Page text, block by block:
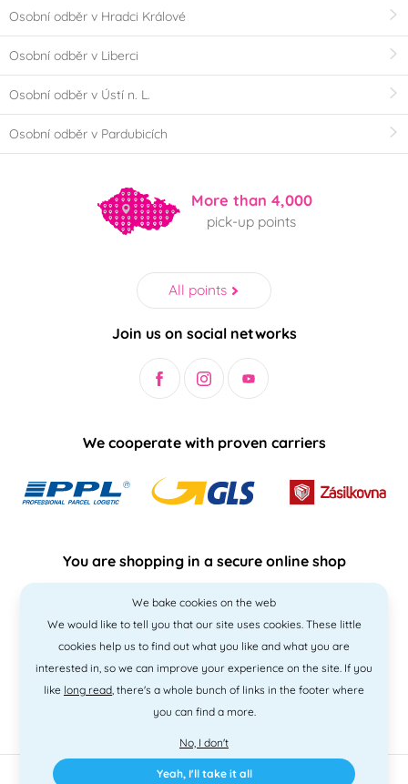
Osobní odběr v Hradci Králové
Osobní odběr v Liberci
Osobní odběr v Ústí n. L.
Osobní odběr v Pardubicích
More than 4,000
pick-up points
All points
Join us on social networks
We cooperate with proven carriers
You are shopping in a secure online shop
2010 - 2026 © PNM International s.r.o. • Code by • design
We bake cookies on the web
We would like to tell you that our site uses cookies. These little
cookies help us to find out what you like and what you are
interested in, so we can improve your experience on the site. If you
like long read, there's a whole bunch of links in the footer where
you can find a more.
No, I don't
Yeah, I'll take it all